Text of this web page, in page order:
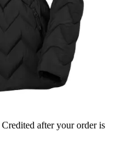
Credited after your order is